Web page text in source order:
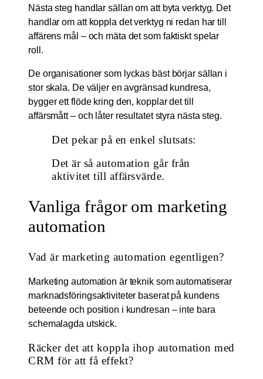
Nästa steg handlar sällan om att byta verktyg. Det
handlar om att koppla det verktyg ni redan har till
affärens mål – och mäta det som faktiskt spelar
roll.
De organisationer som lyckas bäst börjar sällan i
stor skala. De väljer en avgränsad kundresa,
bygger ett flöde kring den, kopplar det till
affärsmått – och låter resultatet styra nästa steg.
Det pekar på en enkel slutsats:
Det är så automation går från
aktivitet till affärsvärde.
Vanliga frågor om marketing
automation
Vad är marketing automation egentligen?
Marketing automation är teknik som automatiserar
marknadsföringsaktiviteter baserat på kundens
beteende och position i kundresan – inte bara
schemalagda utskick.
Räcker det att koppla ihop automation med
CRM för att få effekt?